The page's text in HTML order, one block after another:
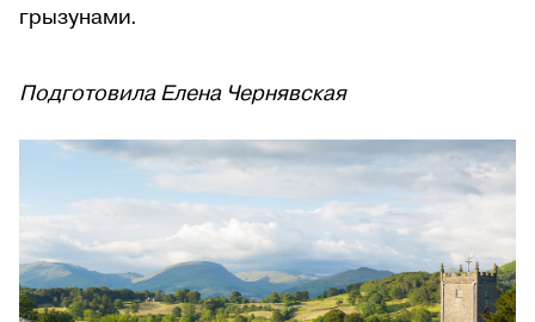
грызунами.
Подготовила Елена Чернявская